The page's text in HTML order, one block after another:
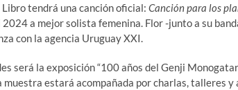
tendrá una canción oficial: Canción para los
a mejor solista femenina. Flor -junto a su
con la agencia Uruguay XXI.
será la exposición “100 años del Genji
muestra estará acompañada por charlas, talleres